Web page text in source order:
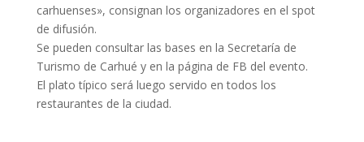
carhuenses», consignan los organizadores en el spot
de difusión.
Se pueden consultar las bases en la Secretaría de
Turismo de Carhué y en la página de FB del evento.
El plato típico será luego servido en todos los
restaurantes de la ciudad.